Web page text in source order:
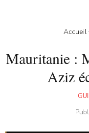
Accueil
Mauritanie :
Aziz